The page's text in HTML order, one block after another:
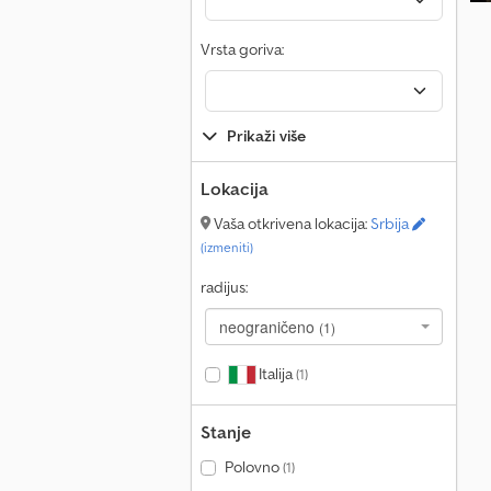
Vrsta goriva:
Prikaži više
Lokacija
Vaša otkrivena lokacija:Srbija
(izmeniti)
radijus:
neograničeno (1)
Italija(1)
Stanje
Polovno(1)